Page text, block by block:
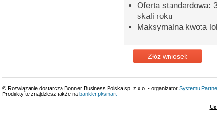
Oferta standardowa:
skali roku
Maksymalna kwota
Złóż wniosek
© Rozwiązanie dostarcza Bonnier Business Polska sp. z o.o. - organizator Systemu
Produkty te znajdziesz także na bankier.pl/smart